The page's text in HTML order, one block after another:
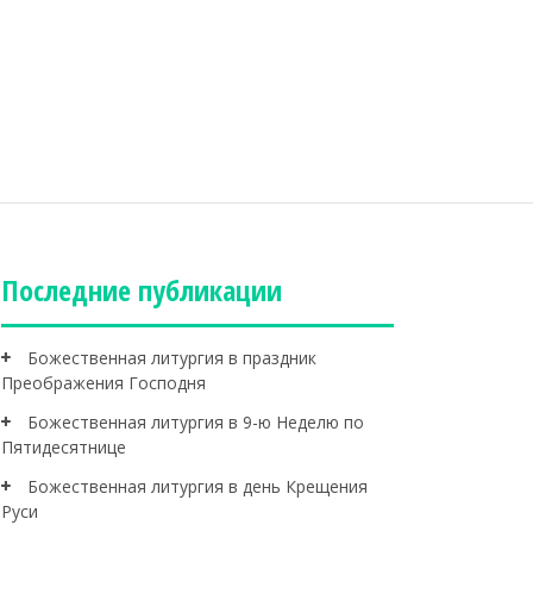
Последние публикации
Божественная литургия в праздник
Преображения Господня
Божественная литургия в 9-ю Неделю по
Пятидесятнице
Божественная литургия в день Крещения
Руси